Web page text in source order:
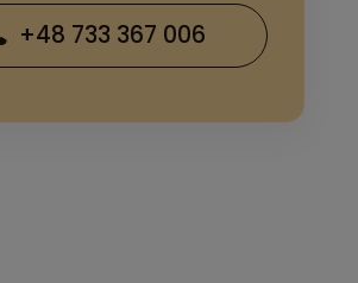
+48 733 367 006